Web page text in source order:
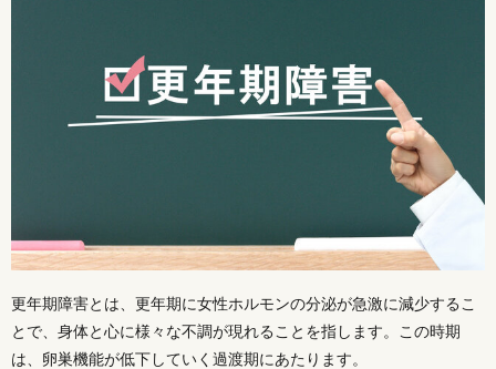
更年期障害とは、更年期に女性ホルモンの分泌が急激に減少するこ
とで、身体と心に様々な不調が現れることを指します。この時期
は、卵巣機能が低下していく過渡期にあたります。